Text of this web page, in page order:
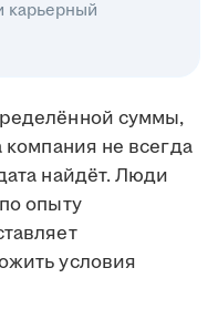
карьерный
суммы,
компания не всегда
найдёт. Люди
опыту
условия